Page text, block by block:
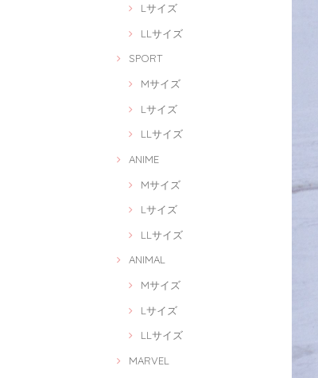
Lサイズ
LLサイズ
SPORT
Mサイズ
Lサイズ
LLサイズ
ANIME
Mサイズ
Lサイズ
LLサイズ
ANIMAL
Mサイズ
Lサイズ
LLサイズ
MARVEL